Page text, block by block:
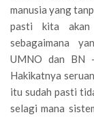
manusia yang
pasti kita akan
sebagaimana
UMNO dan BN
Hakikatnya
itu sudah pasti
selagi mana